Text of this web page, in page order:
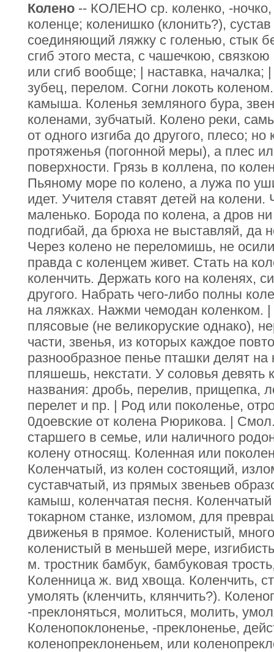
Колено -- КОЛЕНО ср. коленко, -
коленце; коленишко (клонить?),
соединяющий ляжку с голенью, стык
сгиб этого места, с чашечкою,
или сгиб вообще; | наставка, началка;
зубец, перелом. Согни локоть
камыша. Коленья земляного бура,
коленами, зубчатый. Колено реки,
от одного изгиба до другого, плесо;
протяженья (погонной меры), а плес
поверхности. Грязь в коллена, по
Пьяному море по колено, а лужа по
идет. Учителя ставят детей на колени.
маленько. Борода по колена, а дров
подгибай, да брюха не выставляй, да
Через колено не переломишь, не
правда с коленцем живет. Стать на
коленчить. Держать кого на коленях,
другого. Набрать чего-либо полны
на ляжках. Нажми чемодан коленком. |
плясовые (не великоруские однако),
части, звенья, из которых каждое
разнообразное пенье пташки делят
пляшешь, некстати. У соловья
названия: дробь, перелив, прищепка,
перелет и пр. | Род или поколенье,
0доевские от колена Рюрикова. |
старшего в семье, или наличного
колену относящ. Коленная или
Коленчатый, из колен состоящий,
суставчатый, из прямых звеньев
камыш, коленчатая песня. Коленчатый
токарном станке, изломом, для
движенья в прямое. Коленистый,
коленистый в меньшей мере,
м. тростник бамбук, бамбуковая
Коленница ж. вид хвоща. Коленчить,
умолять (кленчить, клянчить?).
-преклоняться, молиться, молить,
Коленопоклоненье, -преклоненье,
коленопреклоненьем, или